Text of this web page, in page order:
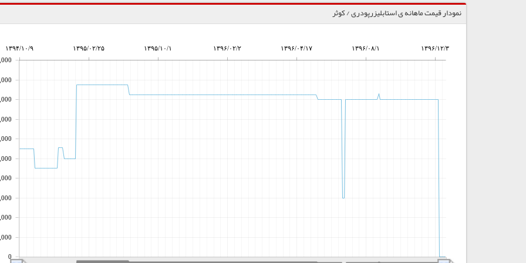
نمودار قیمت ماهانه ی استابلیزرپودری / کوثر
۱۳۹۴/۱۰/۹ ۱۳۹۵/۰۲/۲۵ ۱۳۹۵/۱۰/۱ ۱۳۹۶/۰۲/۲ ۱۳۹۶/۰۴/۱۷ ۱۳۹۶/۰۸/۱ ۱۳۹۶/۱۲/۳
0